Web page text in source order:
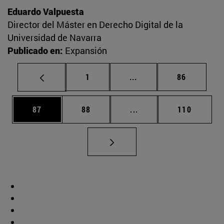
Eduardo Valpuesta
Director del Máster en Derecho Digital de la
Universidad de Navarra
Publicado en: Expansión
Página
1 ... Páginas intermedias
Página
86
Página
87 Página
88 ... Páginas intermedias
Página
110